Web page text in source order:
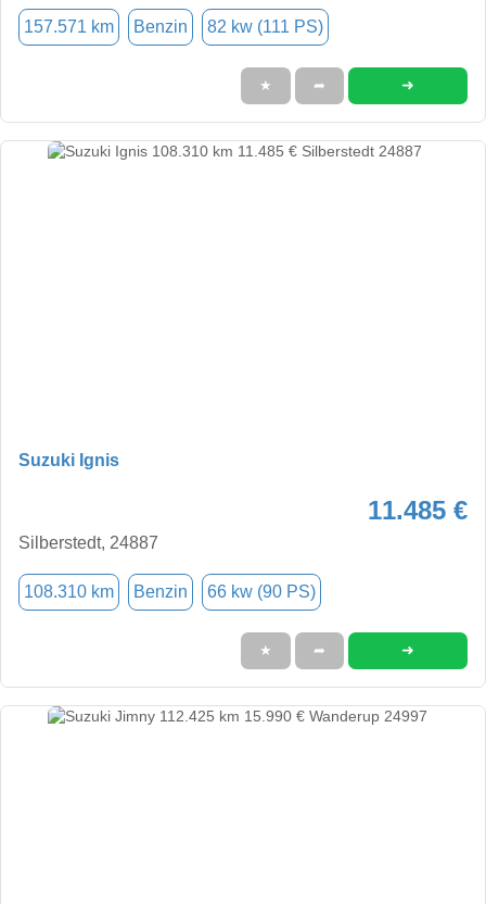
157.571 km Benzin 82 kw (111 PS)
★ ➦ ➜
Suzuki Ignis
11.485 €
Silberstedt, 24887
108.310 km Benzin 66 kw (90 PS)
★ ➦ ➜